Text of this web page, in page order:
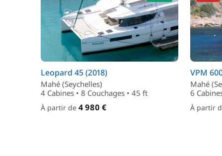
Leopard 45 (2018)
Mahé (Seychelles)
4 Cabines • 8 Couchages • 45 ft
À partir de 4 980 €
VPM
Mahé
6
À partir